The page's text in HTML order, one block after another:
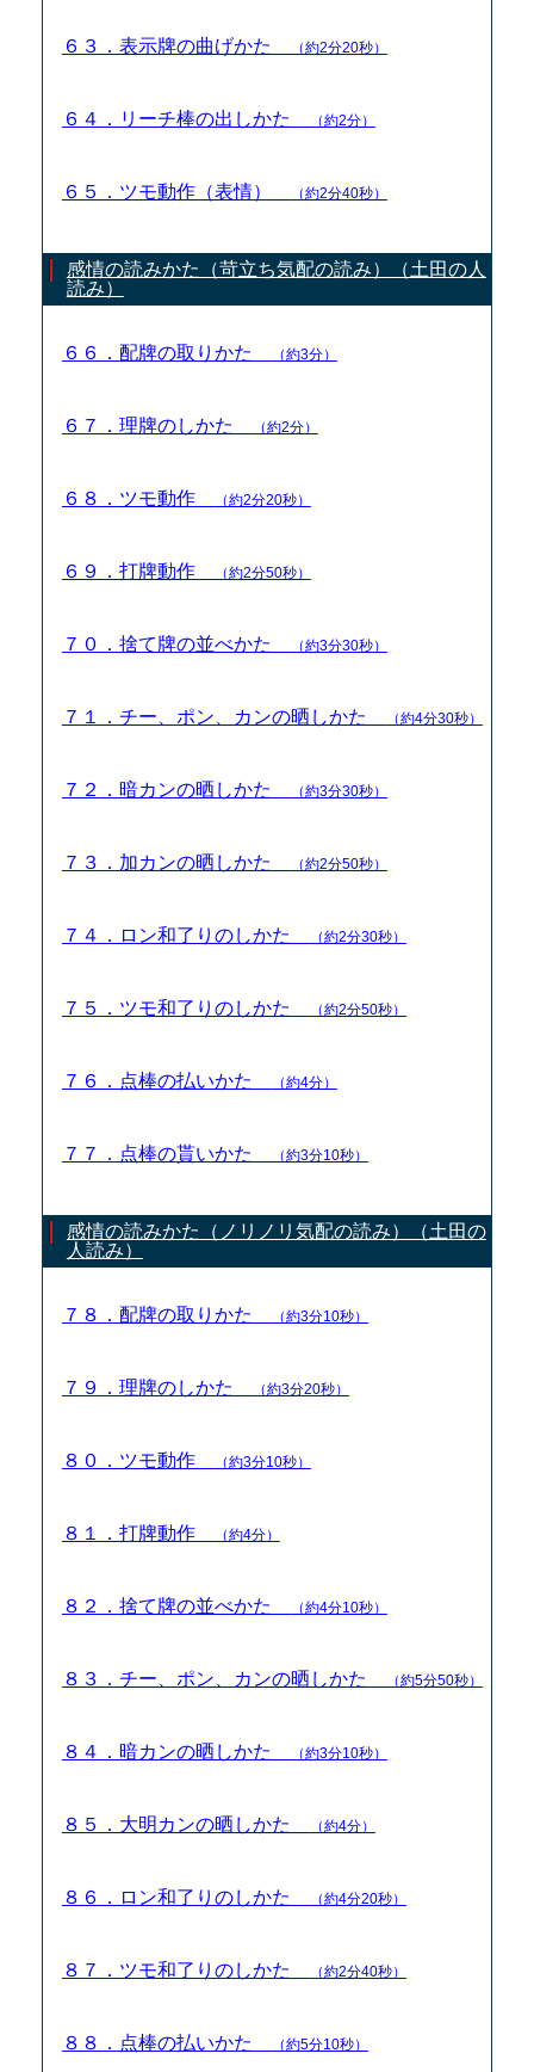
６３．表示牌の曲げかた （約2分20秒）
６４．リーチ棒の出しかた （約2分）
６５．ツモ動作（表情） （約2分40秒）
感情の読みかた（苛立ち気配の読み）（土田の人
読み）
６６．配牌の取りかた （約3分）
６７．理牌のしかた （約2分）
６８．ツモ動作 （約2分20秒）
６９．打牌動作 （約2分50秒）
７０．捨て牌の並べかた （約3分30秒）
７１．チー、ポン、カンの晒しかた （約4分30秒）
７２．暗カンの晒しかた （約3分30秒）
７３．加カンの晒しかた （約2分50秒）
７４．ロン和了りのしかた （約2分30秒）
７５．ツモ和了りのしかた （約2分50秒）
７６．点棒の払いかた （約4分）
７７．点棒の貰いかた （約3分10秒）
感情の読みかた（ノリノリ気配の読み）（土田の
人読み）
７８．配牌の取りかた （約3分10秒）
７９．理牌のしかた （約3分20秒）
８０．ツモ動作 （約3分10秒）
８１．打牌動作 （約4分）
８２．捨て牌の並べかた （約4分10秒）
８３．チー、ポン、カンの晒しかた （約5分50秒）
８４．暗カンの晒しかた （約3分10秒）
８５．大明カンの晒しかた （約4分）
８６．ロン和了りのしかた （約4分20秒）
８７．ツモ和了りのしかた （約2分40秒）
８８．点棒の払いかた （約5分10秒）